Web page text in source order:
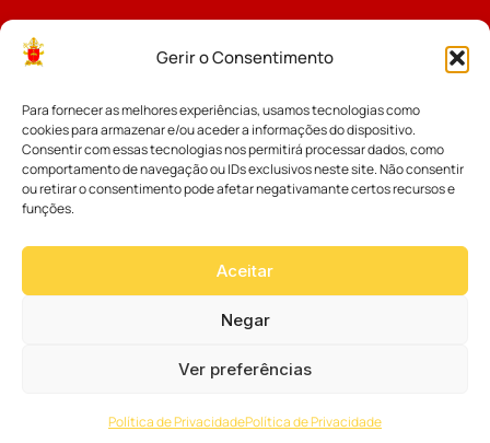
Gerir o Consentimento
Para fornecer as melhores experiências, usamos tecnologias como
cookies para armazenar e/ou aceder a informações do dispositivo.
Consentir com essas tecnologias nos permitirá processar dados, como
comportamento de navegação ou IDs exclusivos neste site. Não consentir
ou retirar o consentimento pode afetar negativamante certos recursos e
funções.
Aceitar
Negar
Ver preferências
Política de PrivacidadePolítica de Privacidade
Padroeira
Notícias
Notícias da Arquidiocese
Notícias Cáritas
Palavra dos Bispos
Cúria Diocesana
Fundo Diocesano
Vicariatos da Educação
Eventos
por